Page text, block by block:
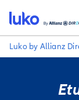
Luko by Allianz